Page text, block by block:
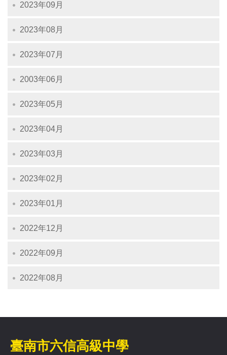
2023年09月
2023年08月
2023年07月
2003年06月
2023年05月
2023年04月
2023年03月
2023年02月
2023年01月
2022年12月
2022年09月
2022年08月
臺南市六信高級中學